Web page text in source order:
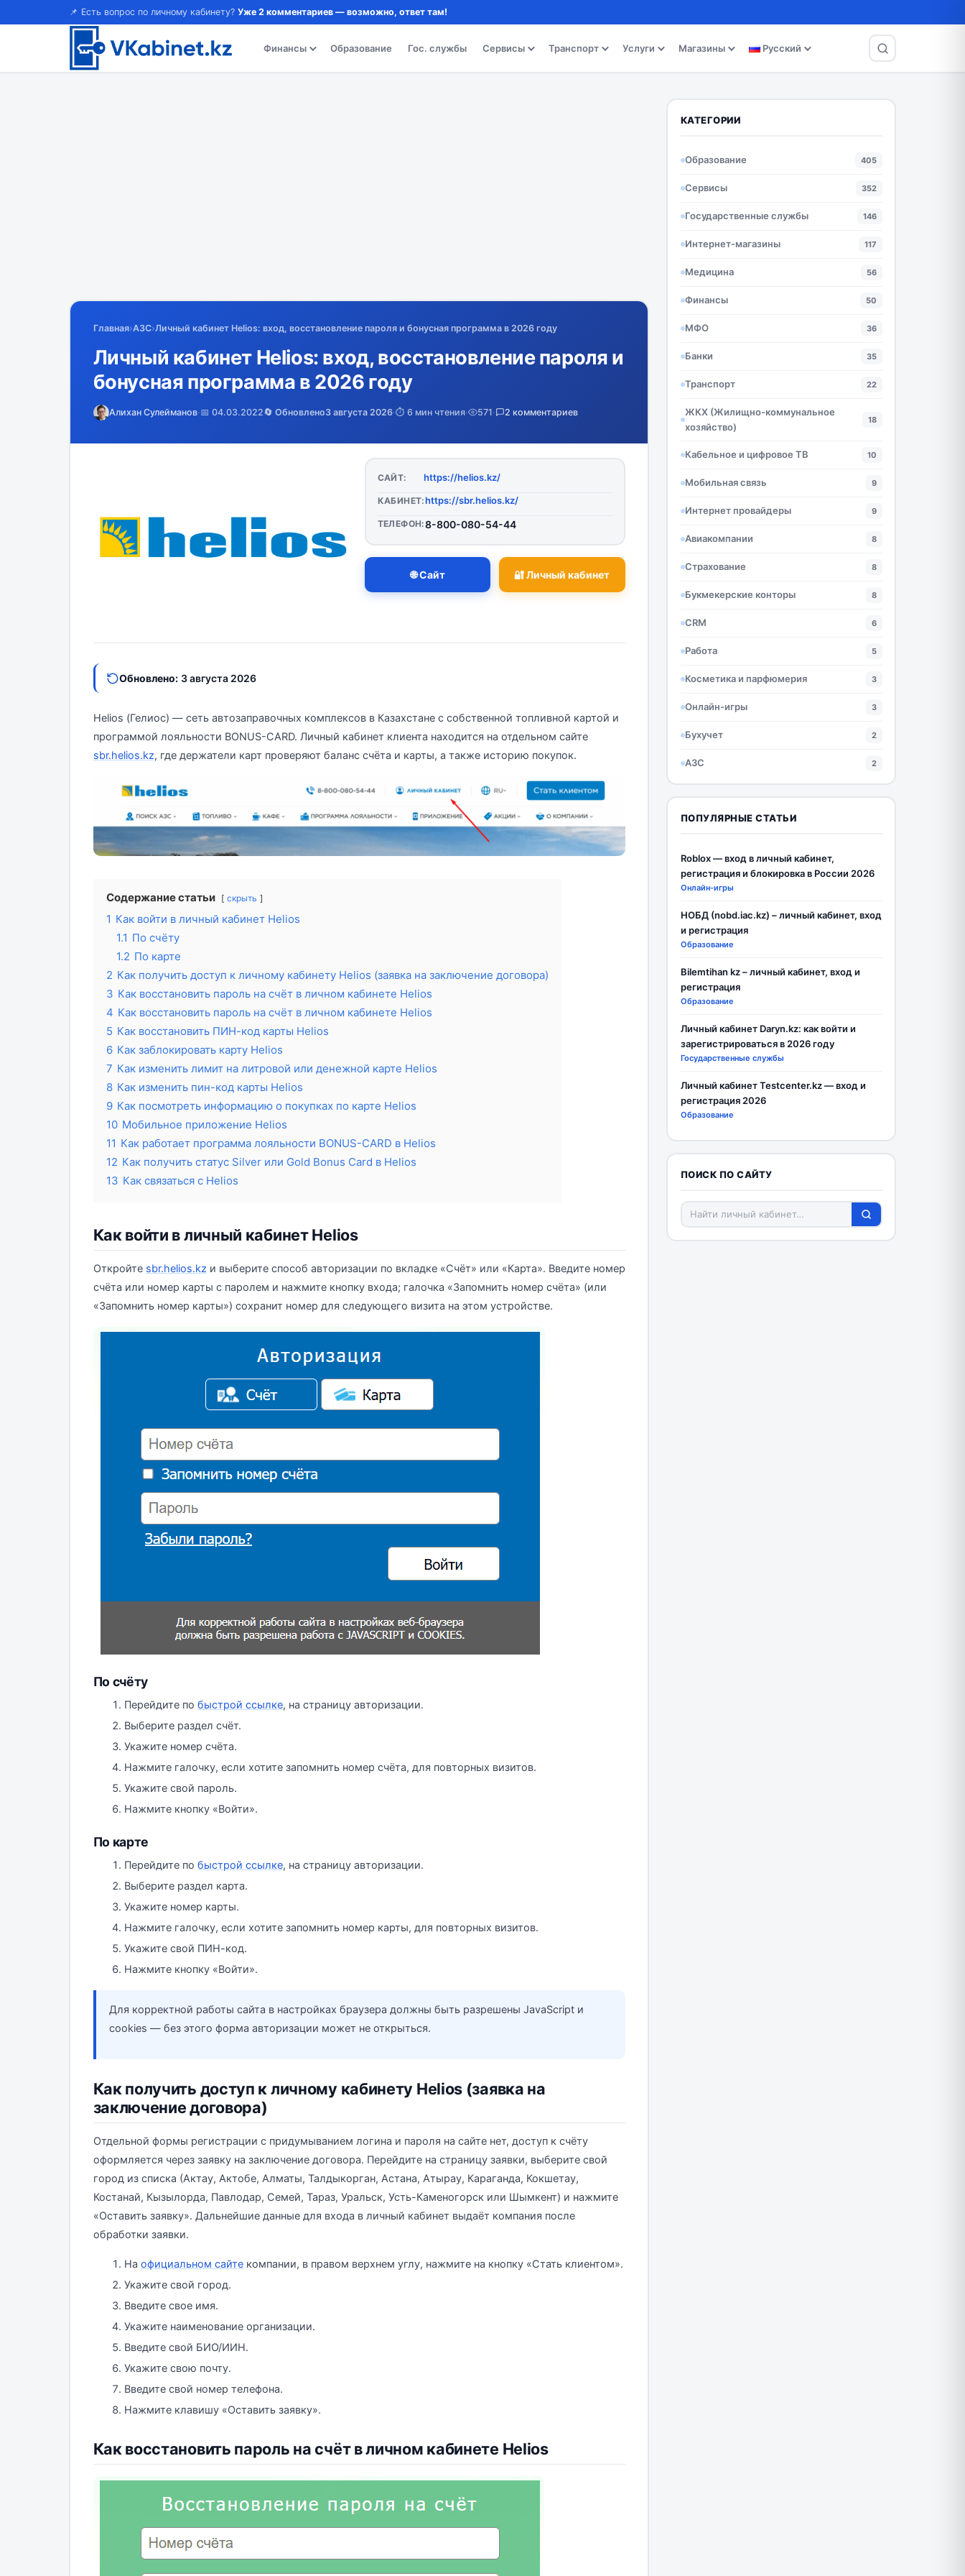
📌 Есть вопрос по личному кабинету? Уже 2 комментариев — возможно, ответ там!
Финансы Образование Гос. службы Сервисы Транспорт Услуги Магазины Русский
Главная›АЗС›Личный кабинет Helios: вход, восстановление пароля и бонусная программа в 2026 году
Личный кабинет Helios: вход, восстановление пароля и
бонусная программа в 2026 году
Алихан Сулейманов·📅 04.03.2022🔄 Обновлено3 августа 2026·⏱️ 6 мин чтения· 571· 2 комментариев
САЙТ: https://helios.kz/
КАБИНЕТ:https://sbr.helios.kz/
ТЕЛЕФОН:8-800-080-54-44
🌐 Сайт 🔐 Личный кабинет
Обновлено: 3 августа 2026
Helios (Гелиос) — сеть автозаправочных комплексов в Казахстане с собственной топливной картой и
программой лояльности BONUS-CARD. Личный кабинет клиента находится на отдельном сайте
sbr.helios.kz, где держатели карт проверяют баланс счёта и карты, а также историю покупок.
Содержание статьи скрыть
1 Как войти в личный кабинет Helios
1.1 По счёту
1.2 По карте
2 Как получить доступ к личному кабинету Helios (заявка на заключение договора)
3 Как восстановить пароль на счёт в личном кабинете Helios
4 Как восстановить пароль на счёт в личном кабинете Helios
5 Как восстановить ПИН-код карты Helios
6 Как заблокировать карту Helios
7 Как изменить лимит на литровой или денежной карте Helios
8 Как изменить пин-код карты Helios
9 Как посмотреть информацию о покупках по карте Helios
10 Мобильное приложение Helios
11 Как работает программа лояльности BONUS-CARD в Helios
12 Как получить статус Silver или Gold Bonus Card в Helios
13 Как связаться с Helios
Как войти в личный кабинет Helios
Откройте sbr.helios.kz и выберите способ авторизации по вкладке «Счёт» или «Карта». Введите номер
счёта или номер карты с паролем и нажмите кнопку входа; галочка «Запомнить номер счёта» (или
«Запомнить номер карты») сохранит номер для следующего визита на этом устройстве.
По счёту
Перейдите по быстрой ссылке, на страницу авторизации.
Выберите раздел счёт.
Укажите номер счёта.
Нажмите галочку, если хотите запомнить номер счёта, для повторных визитов.
Укажите свой пароль.
Нажмите кнопку «Войти».
По карте
Перейдите по быстрой ссылке, на страницу авторизации.
Выберите раздел карта.
Укажите номер карты.
Нажмите галочку, если хотите запомнить номер карты, для повторных визитов.
Укажите свой ПИН-код.
Нажмите кнопку «Войти».
Для корректной работы сайта в настройках браузера должны быть разрешены JavaScript и
cookies — без этого форма авторизации может не открыться.
Как получить доступ к личному кабинету Helios (заявка на
заключение договора)
Отдельной формы регистрации с придумыванием логина и пароля на сайте нет, доступ к счёту
оформляется через заявку на заключение договора. Перейдите на страницу заявки, выберите свой
город из списка (Актау, Актобе, Алматы, Талдыкорган, Астана, Атырау, Караганда, Кокшетау,
Костанай, Кызылорда, Павлодар, Семей, Тараз, Уральск, Усть-Каменогорск или Шымкент) и нажмите
«Оставить заявку». Дальнейшие данные для входа в личный кабинет выдаёт компания после
обработки заявки.
На официальном сайте компании, в правом верхнем углу, нажмите на кнопку «Стать клиентом».
Укажите свой город.
Введите свое имя.
Укажите наименование организации.
Введите свой БИО/ИИН.
Укажите свою почту.
Введите свой номер телефона.
Нажмите клавишу «Оставить заявку».
Как восстановить пароль на счёт в личном кабинете Helios
КАТЕГОРИИ
Образование 405
Сервисы 352
Государственные службы 146
Интернет-магазины 117
Медицина 56
Финансы 50
МФО 36
Банки 35
Транспорт 22
ЖКХ (Жилищно-коммунальное
хозяйство)
18
Кабельное и цифровое ТВ 10
Мобильная связь 9
Интернет провайдеры 9
Авиакомпании 8
Страхование 8
Букмекерские конторы 8
CRM 6
Работа 5
Косметика и парфюмерия 3
Онлайн-игры 3
Бухучет 2
АЗС 2
ПОПУЛЯРНЫЕ СТАТЬИ
Roblox — вход в личный кабинет,
регистрация и блокировка в России 2026
Онлайн-игры
НОБД (nobd.iac.kz) – личный кабинет, вход
и регистрация
Образование
Bilemtihan kz – личный кабинет, вход и
регистрация
Образование
Личный кабинет Daryn.kz: как войти и
зарегистрироваться в 2026 году
Государственные службы
Личный кабинет Testcenter.kz — вход и
регистрация 2026
Образование
ПОИСК ПО САЙТУ